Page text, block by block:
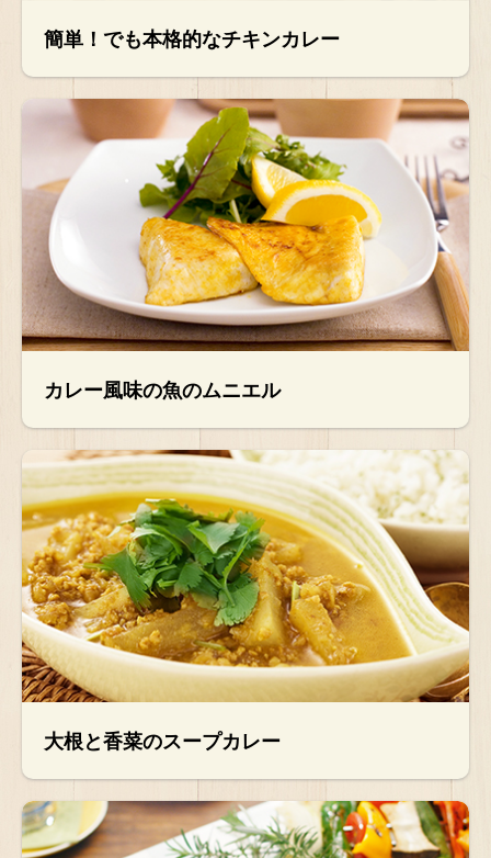
簡単！でも本格的なチキンカレー
カレー風味の魚のムニエル
大根と香菜のスープカレー